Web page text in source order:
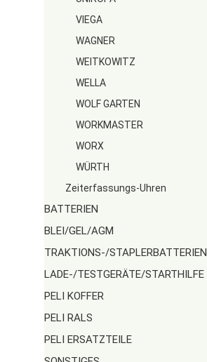
VIEGA
WAGNER
WEITKOWITZ
WELLA
WOLF GARTEN
WORKMASTER
WORX
WÜRTH
Zeiterfassungs-Uhren
BATTERIEN
BLEI/GEL/AGM
TRAKTIONS-/STAPLERBATTERIEN
LADE-/TESTGERÄTE/STARTHILFE
PELI KOFFER
PELI RALS
PELI ERSATZTEILE